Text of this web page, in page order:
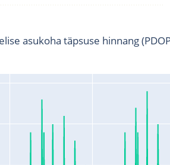
asukoha täpsuse hinnang